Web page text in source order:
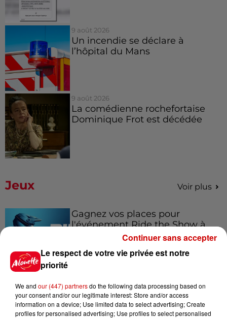
9 août 2026
Un incendie se déclare à
l’hôpital du Mans
9 août 2026
La comédienne rochefortaise
Dominique Frot est décédée
Jeux Voir plus
Gagnez vos places pour
l'événement Ride the Show à
Gagnez vos places pour le
festival Marché Gourmand 2026
à Coulon !
Le respect de votre vie privée est notre
priorité
We and our (447) partnersdo the following data processing based on
your consent and/or our legitimate interest: Store and/or access
information on a device; Use limited data to select advertising; Create
profiles for personalised advertising; Use profiles to select personalised
Continuer sans accepter